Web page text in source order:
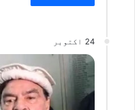
24 اکتوبر